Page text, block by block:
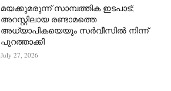
മയക്കുമരുന്ന് സാമ്പത്തിക ഇടപാട്;
അറസ്റ്റിലായ രണ്ടാമത്തെ
അധ്യാപികയെയും സർവീസിൽ നിന്ന്
പുറത്താക്കി
July 27, 2026